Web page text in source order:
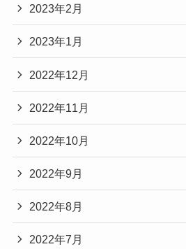
2023年2月
2023年1月
2022年12月
2022年11月
2022年10月
2022年9月
2022年8月
2022年7月